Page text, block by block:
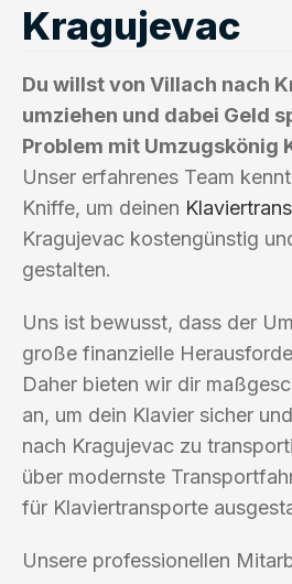
Kragujevac
Du willst von Villach nach
umziehen und dabei Geld
Problem mit Umzugskönig
Unser erfahrenes Team
Kniffe, um deinen
Kragujevac kostengünstig
gestalten.
Uns ist bewusst, dass der
große finanzielle
Daher bieten wir dir
an, um dein Klavier sicher
nach Kragujevac zu
über modernste
für Klaviertransporte
Unsere professionellen